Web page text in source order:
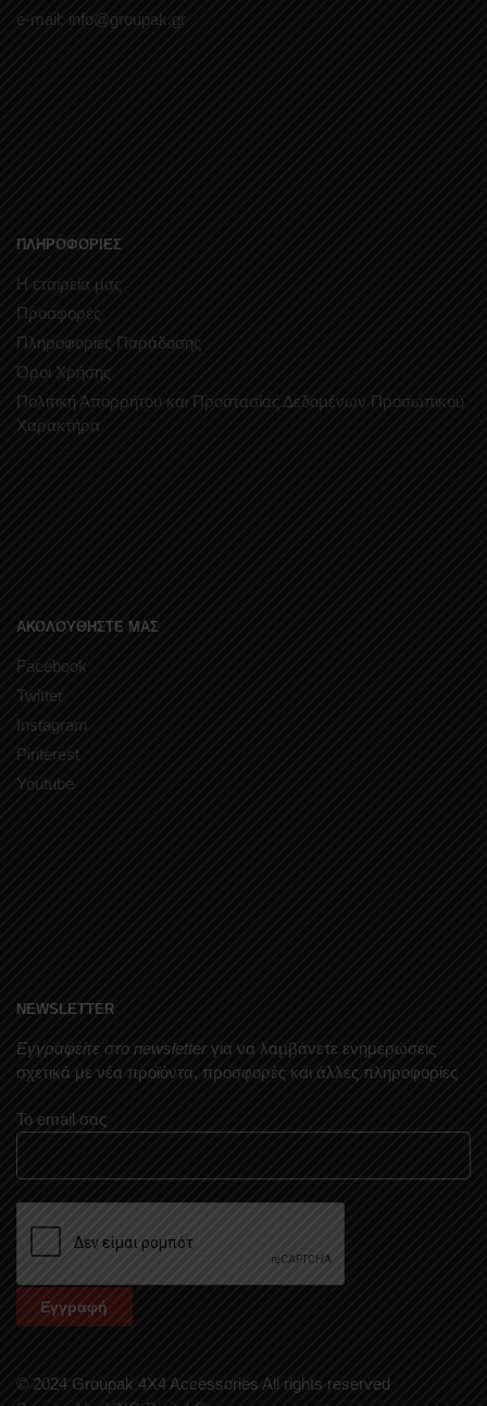
e-mail: info@groupak.gr
ΠΛΗΡΟΦΟΡΙΕΣ
Η εταιρεία μας
Προσφορές
Πληροφορίες Παράδοσης
Όροι Χρήσης
Πολιτική Απορρήτου και Προστασίας Δεδομένων Προσωπικού
Χαρακτήρα
ΑΚΟΛΟΥΘΗΣΤΕ ΜΑΣ
Facebook
Twitter
Instagram
Pinterest
Youtube
NEWSLETTER
Εγγραφείτε στο newsletterγια να λαμβάνετε ενημερώσεις
σχετικά με νέα προϊόντα, προσφορές και άλλες πληροφορίες
Το email σας
© 2024 Groupak 4X4 Accessories All rights reserved